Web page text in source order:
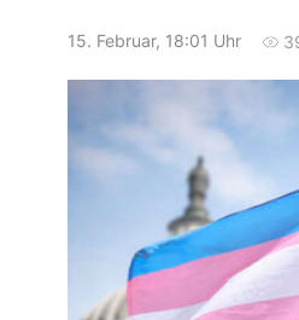
15. Februar, 18:01 Uhr